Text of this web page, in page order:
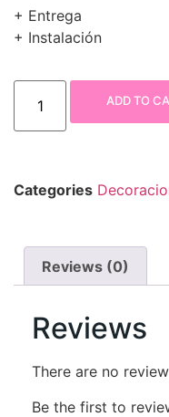
+ Entrega
+ Instalación
ADD TO
Categories
Reviews (0)
Reviews
There are no
Be the first to